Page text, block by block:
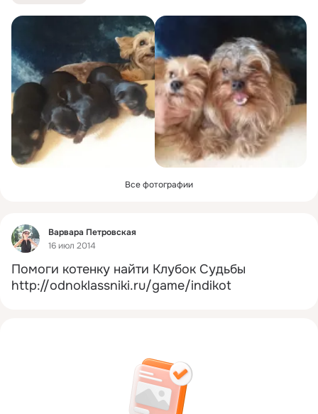
Все фотографии
Фид
Варвара Петровская
16 июл 2014
Помоги котенку найти Клубок Судьбы
http://odnoklassniki.ru/game/indikot